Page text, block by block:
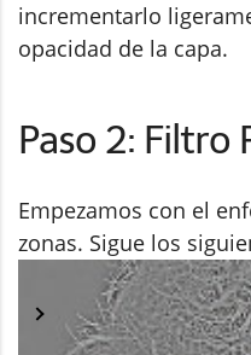
incrementarlo
opacidad de la capa.
Paso 2: Filtro
Empezamos con el
zonas. Sigue los